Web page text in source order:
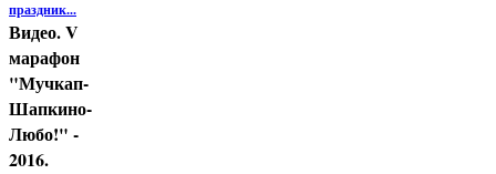
праздник...
Видео. V
марафон
"Мучкап-
Шапкино-
Любо!" -
2016.